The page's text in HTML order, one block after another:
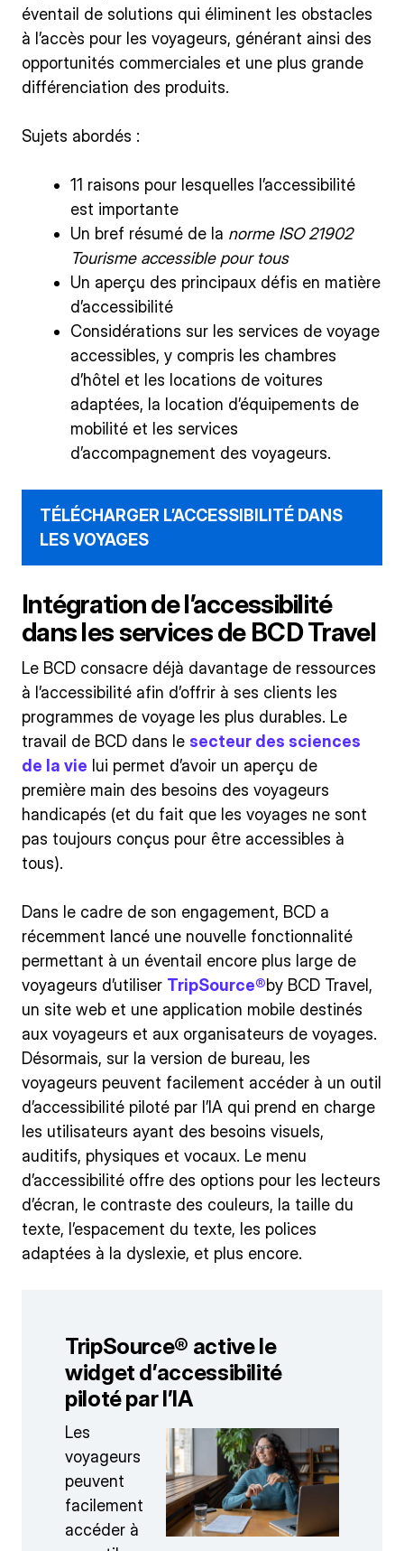
éventail de solutions qui éliminent les obstacles
à l’accès pour les voyageurs, générant ainsi des
opportunités commerciales et une plus grande
différenciation des produits.
Sujets abordés :
11 raisons pour lesquelles l’accessibilité
est importante
Un bref résumé de la norme ISO 21902
Tourisme accessible pour tous
Un aperçu des principaux défis en matière
d’accessibilité
Considérations sur les services de voyage
accessibles, y compris les chambres
d’hôtel et les locations de voitures
adaptées, la location d’équipements de
mobilité et les services
d’accompagnement des voyageurs.
TÉLÉCHARGER L’ACCESSIBILITÉ DANS
LES VOYAGES
Intégration de l’accessibilité
dans les services de BCD Travel
Le BCD consacre déjà davantage de ressources
à l’accessibilité afin d’offrir à ses clients les
programmes de voyage les plus durables. Le
travail de BCD dans le secteur des sciences
de la vie lui permet d’avoir un aperçu de
première main des besoins des voyageurs
handicapés (et du fait que les voyages ne sont
pas toujours conçus pour être accessibles à
tous).
Dans le cadre de son engagement, BCD a
récemment lancé une nouvelle fonctionnalité
permettant à un éventail encore plus large de
voyageurs d’utiliser TripSource®by BCD Travel,
un site web et une application mobile destinés
aux voyageurs et aux organisateurs de voyages.
Désormais, sur la version de bureau, les
voyageurs peuvent facilement accéder à un outil
d’accessibilité piloté par l’IA qui prend en charge
les utilisateurs ayant des besoins visuels,
auditifs, physiques et vocaux. Le menu
d’accessibilité offre des options pour les lecteurs
d’écran, le contraste des couleurs, la taille du
texte, l’espacement du texte, les polices
adaptées à la dyslexie, et plus encore.
TripSource® active le
widget d’accessibilité
piloté par l’IA
Les
voyageurs
peuvent
facilement
accéder à